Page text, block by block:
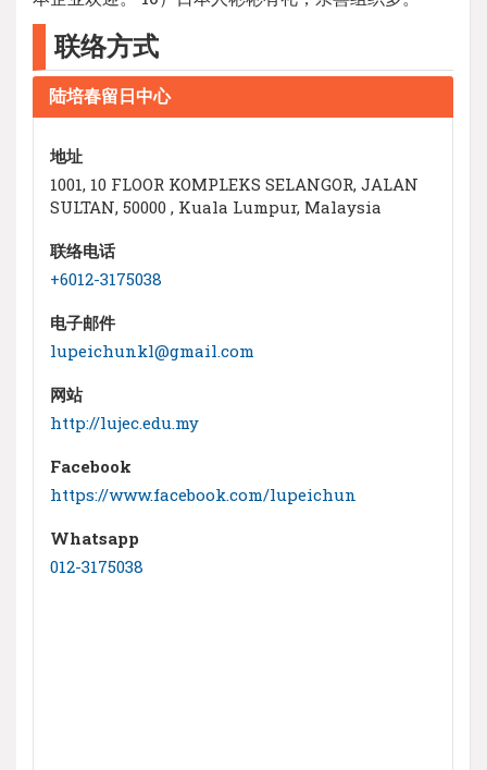
联络方式
陆培春留日中心
地址
1001, 10 FLOOR KOMPLEKS SELANGOR, JALAN
SULTAN, 50000 , Kuala Lumpur, Malaysia
联络电话
+6012-3175038
电子邮件
lupeichunkl@gmail.com
网站
http://lujec.edu.my
Facebook
https://www.facebook.com/lupeichun
Whatsapp
012-3175038